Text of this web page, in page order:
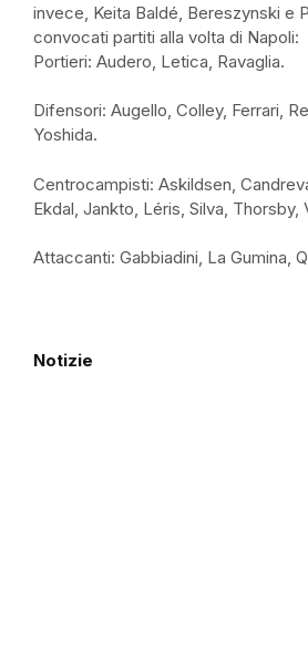
invece, Keita Baldé, Bereszynski e
convocati partiti alla volta di Napoli:
Portieri: Audero, Letica, Ravaglia.
Difensori: Augello, Colley, Ferrari,
Yoshida.
Centrocampisti: Askildsen,
Ekdal, Jankto, Léris, Silva, Thorsby,
Attaccanti: Gabbiadini, La Gumina,
Notizie